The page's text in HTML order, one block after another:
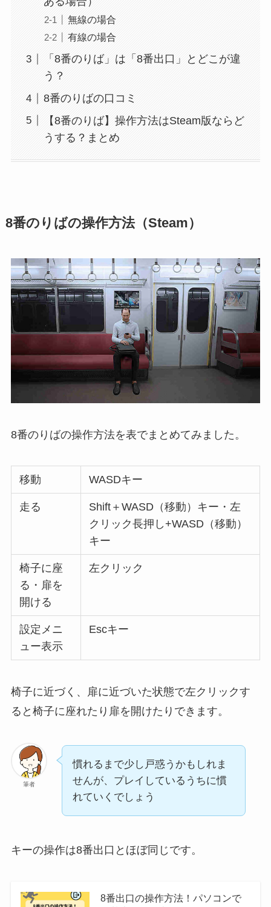
無線の場合
有線の場合
「8番のりば」は「8番出口」とどこが違
う？
8番のりばの口コミ
【8番のりば】操作方法はSteam版ならど
うする？まとめ
8番のりばの操作方法（Steam）
8番のりばの操作方法を表でまとめてみました。
移動 WASDキー
走る
Shift＋WASD（移動）キー・左
クリック長押し+WASD（移動）
キー
椅子に座
る・扉を
開ける
左クリック
設定メニ
ュー表示
Escキー
椅子に近づく、扉に近づいた状態で左クリックす
ると椅子に座れたり扉を開けたりできます。
筆者
慣れるまで少し戸惑うかもしれま
せんが、プレイしているうちに慣
れていくでしょう
キーの操作は8番出口とほぼ同じです。
8番出口の操作方法！パソコンで